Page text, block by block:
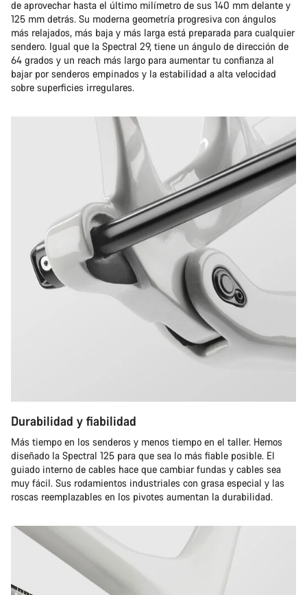
de aprovechar hasta el último milímetro de sus 140 mm delante y
125 mm detrás. Su moderna geometría progresiva con ángulos
más relajados, más baja y más larga está preparada para cualquier
sendero. Igual que la Spectral 29, tiene un ángulo de dirección de
64 grados y un reach más largo para aumentar tu confianza al
bajar por senderos empinados y la estabilidad a alta velocidad
sobre superficies irregulares.
Durabilidad y fiabilidad
Más tiempo en los senderos y menos tiempo en el taller. Hemos
diseñado la Spectral 125 para que sea lo más fiable posible. El
guiado interno de cables hace que cambiar fundas y cables sea
muy fácil. Sus rodamientos industriales con grasa especial y las
roscas reemplazables en los pivotes aumentan la durabilidad.